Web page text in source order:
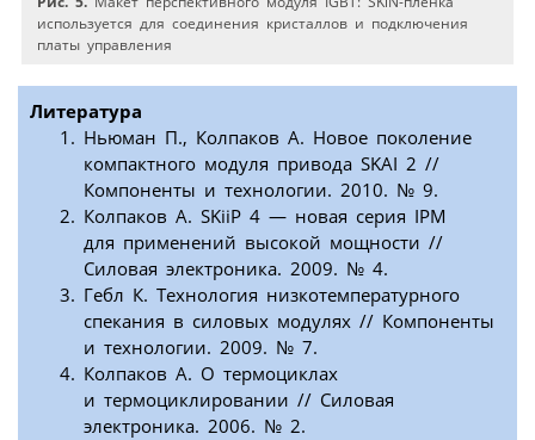
используется для соединения кристаллов и подключения
платы управления
Литература
Ньюман П., Колпаков А. Новое поколение
компактного модуля привода SKAI 2 //
Компоненты и технологии. 2010. № 9.
Колпаков А. SKiiP 4 — новая серия IPM
для применений высокой мощности //
Силовая электроника. 2009. № 4.
Гебл К. Технология низкотемпературного
спекания в силовых модулях // Компоненты
и технологии. 2009. № 7.
Колпаков А. О термоциклах
и термоциклировании // Силовая
электроника. 2006. № 2.